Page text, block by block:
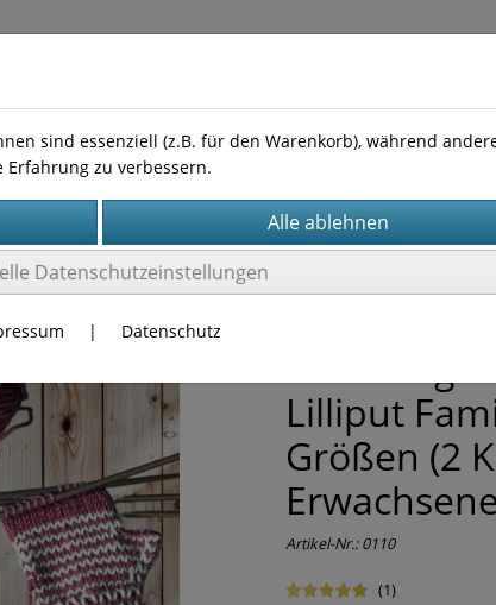
Anleitung
Lilliput
Größen (2
Artikel-Nr.:0110
(1)
sind essenziell (z.B. für den Warenkorb), während
zu verbessern.
Datenschutzeinstellungen
| Datenschutz